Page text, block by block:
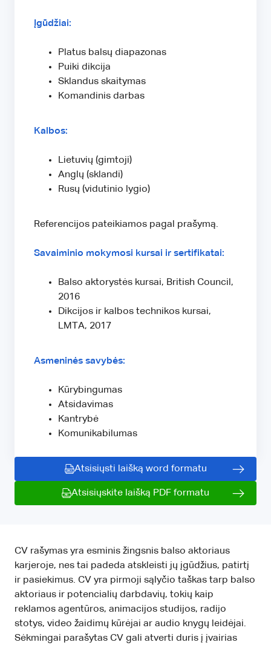
Įgūdžiai:
Platus balsų diapazonas
Puiki dikcija
Sklandus skaitymas
Komandinis darbas
Kalbos:
Lietuvių (gimtoji)
Anglų (sklandi)
Rusų (vidutinio lygio)
Referencijos pateikiamos pagal prašymą.
Savaiminio mokymosi kursai ir sertifikatai:
Balso aktorystės kursai, British Council,
2016
Dikcijos ir kalbos technikos kursai,
LMTA, 2017
Asmeninės savybės:
Kūrybingumas
Atsidavimas
Kantrybė
Komunikabilumas
Atsisiųsti laišką word formatu
Atsisiųskite laišką PDF formatu
CV rašymas yra esminis žingsnis balso aktoriaus
karjeroje, nes tai padeda atskleisti jų įgūdžius, patirtį
ir pasiekimus. CV yra pirmoji sąlyčio taškas tarp balso
aktoriaus ir potencialių darbdavių, tokių kaip
reklamos agentūros, animacijos studijos, radijo
stotys, video žaidimų kūrėjai ar audio knygų leidėjai.
Sėkmingai parašytas CV gali atverti duris į įvairias